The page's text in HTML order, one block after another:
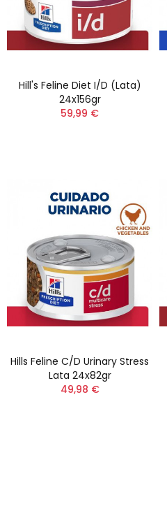
Hill's Feline Diet I/d (Lata)
24x156gr
59,99 €
Hills Feline C/D Urinary Stress
Lata 24x82gr
49,98 €